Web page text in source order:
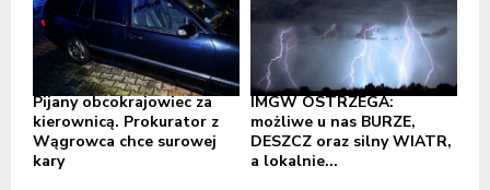
Pijany obcokrajowiec za
kierownicą. Prokurator z
Wągrowca chce surowej
kary
IMGW OSTRZEGA:
możliwe u nas BURZE,
DESZCZ oraz silny WIATR,
a lokalnie...